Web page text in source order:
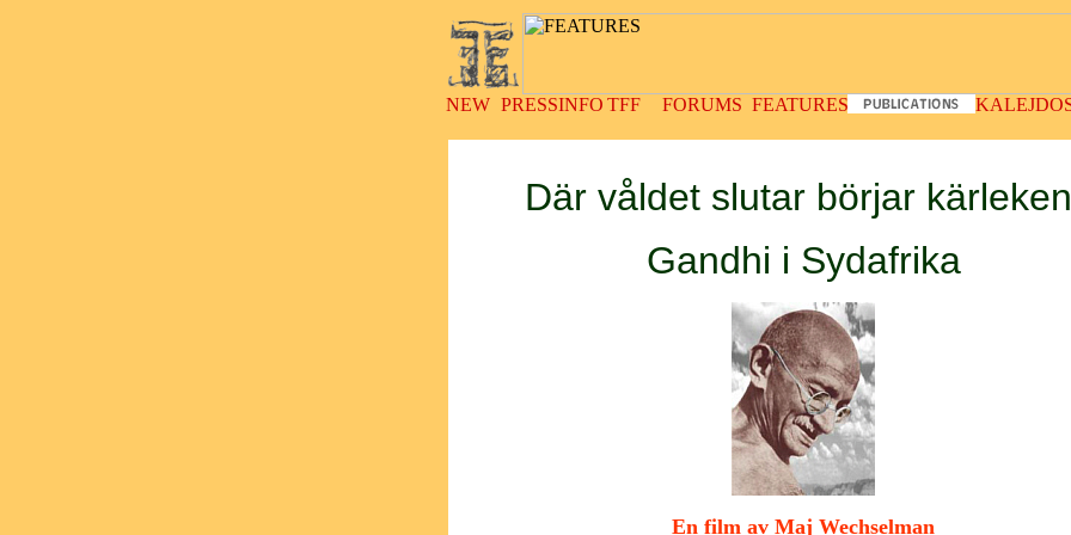
Där våldet slutar börjar
Gandhi i Sydafrika
En film av Maj Wechselman